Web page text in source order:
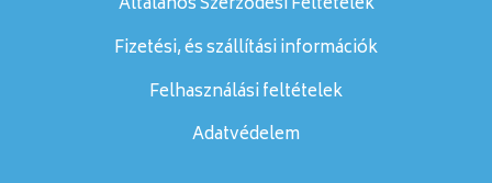
Fizetési, és szállítási információk
Felhasználási feltételek
Adatvédelem